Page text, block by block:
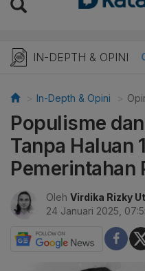
IN-DEPTH & OPINI
Telaah
In-Depth & Opini
Populisme
Tanpa Haluan
Pemerintahan
Oleh Virdika Rizky
24 Januari 2025,